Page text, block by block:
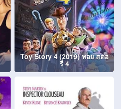
Toy Story 4 (2019) ทอย สตอ
รี่ 4